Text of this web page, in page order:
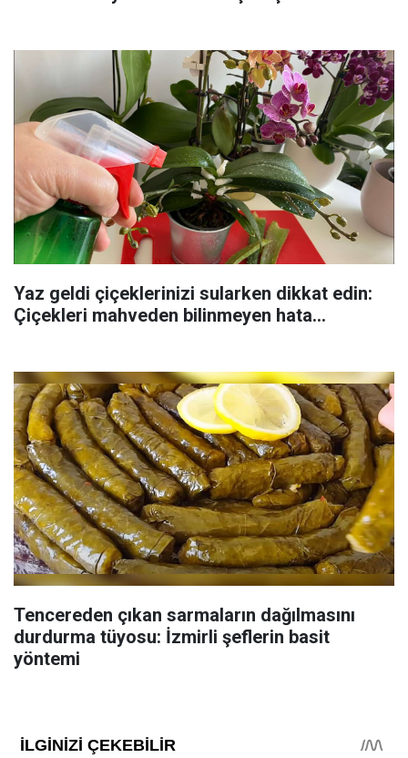
Yaz geldi çiçeklerinizi sularken dikkat edin:
Çiçekleri mahveden bilinmeyen hata...
Tencereden çıkan sarmaların dağılmasını
durdurma tüyosu: İzmirli şeflerin basit
yöntemi